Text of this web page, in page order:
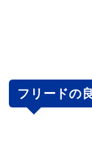
フリードの